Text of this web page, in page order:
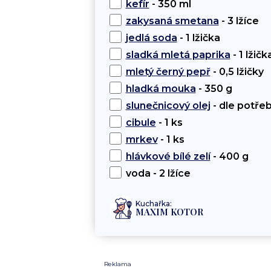
kefír - 350 ml
zakysaná smetana - 3 lžíce
jedlá soda - 1 lžička
sladká mletá paprika - 1
mletý černý pepř- 0,5 lžičky
hladká mouka - 350 g
slunečnicový olej - dle
cibule - 1 ks
mrkev- 1 ks
hlávkové bílé zelí- 400 g
voda - 2 lžíce
Kuchařka:
MAXIM KOTOR
Reklama